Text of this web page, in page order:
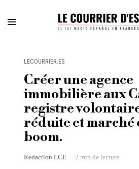
LECOURRIER.ES
Créer une agence
immobilière aux
registre
réduite et marché
boom.
Redaction LCE 2 min de lecture